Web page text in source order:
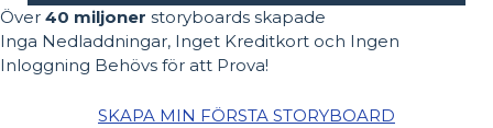
Över 40 miljoner storyboards skapade
Inga Nedladdningar, Inget Kreditkort och Ingen
Inloggning Behövs för att Prova!
SKAPA MIN FÖRSTA STORYBOARD